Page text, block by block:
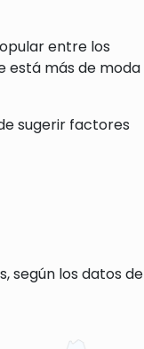
entre los
está más de moda
sugerir factores
según los datos de